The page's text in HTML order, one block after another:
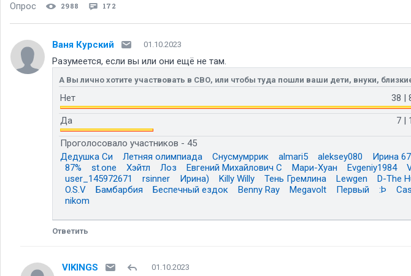
Опрос 2988 172
Ваня Курский 01.10.2023
Разумеется, если вы или они ещё не там.
А Вы лично хотите участвовать в СВО, или чтобы туда пошли ваши дети, внуки,
Нет 38 |
Да 7 |
Проголосовало участников - 45
Дедушка Си
Летняя олимпиада Снусмумррик almari5 aleksey080 Ирина 67
87%
st.one Хэйтл Лоз Евгений Михайлович С Мари-Хуан Evgeniy1984
user_145972671
rsinner Ирина) Killy Willy Тень Гремлина Lewgen D-The
O.S.V
Бамбарбия Беспечный ездок Benny Ray Megavolt Первый :Þ
nikom
Ответить
VIKINGS 01.10.2023